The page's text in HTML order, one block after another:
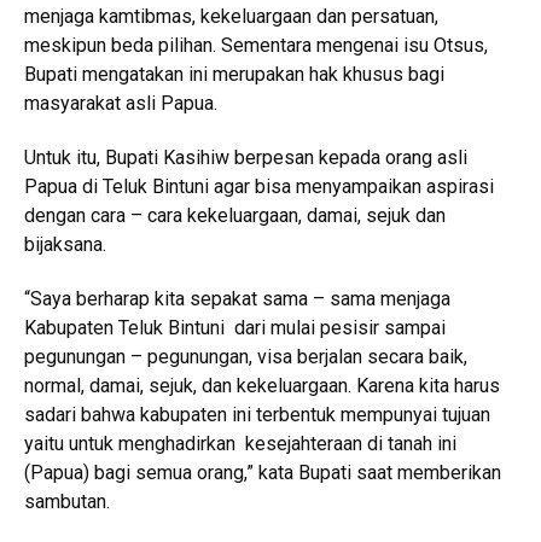
menjaga kamtibmas, kekeluargaan dan persatuan,
meskipun beda pilihan. Sementara mengenai isu Otsus,
Bupati mengatakan ini merupakan hak khusus bagi
masyarakat asli Papua.
Untuk itu, Bupati Kasihiw berpesan kepada orang asli
Papua di Teluk Bintuni agar bisa menyampaikan aspirasi
dengan cara – cara kekeluargaan, damai, sejuk dan
bijaksana.
“Saya berharap kita sepakat sama – sama menjaga
Kabupaten Teluk Bintuni dari mulai pesisir sampai
pegunungan – pegunungan, visa berjalan secara baik,
normal, damai, sejuk, dan kekeluargaan. Karena kita harus
sadari bahwa kabupaten ini terbentuk mempunyai tujuan
yaitu untuk menghadirkan kesejahteraan di tanah ini
(Papua) bagi semua orang,” kata Bupati saat memberikan
sambutan.